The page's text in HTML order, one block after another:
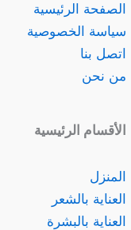
الصفحة الرئيسية
سياسة الخصوصية
اتصل بنا
من نحن
الأقسام الرئيسية
المنزل
العناية بالشعر
العناية بالبشرة